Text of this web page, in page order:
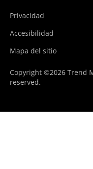
Privacidad
Accesibilidad
Mapa del sitio
Copyright ©2026 Trend
reserved.